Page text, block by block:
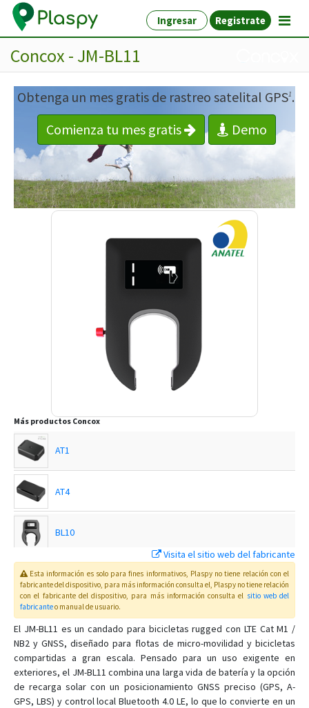
Ingresar Registrate
Concox - JM-BL11
Obtenga un mes gratis de rastreo satelital GPS1.
Comienza tu mes gratis
Demo
Más productos Concox
AT1
AT4
BL10
EG02
GK309E
GK309E
GT02
Visita el sitio web del fabricante
Esta información es solo para fines informativos, Plaspy no tiene relación con el
fabricante del dispositivo, para más información consulta el, Plaspy no tiene relación
con el fabricante del dispositivo, para más información consulta el sitio web del
fabricanteo manual de usuario.
El JM-BL11 es un candado para bicicletas rugged con LTE Cat M1 /
NB2 y GNSS, diseñado para flotas de micro-movilidad y bicicletas
compartidas a gran escala. Pensado para un uso exigente en
exteriores, el JM-BL11 combina una larga vida de batería y la opción
de recarga solar con un posicionamiento GNSS preciso (GPS, A-
GPS, LBS) y control local Bluetooth 4.0 LE, lo que lo convierte en un